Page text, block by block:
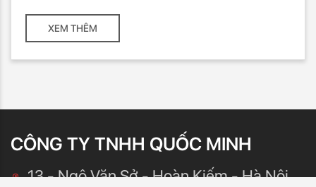
XEM THÊM
CÔNG TY TNHH QUỐC MINH
13 - Ngô Văn Sở - Hoàn Kiếm - Hà Nội